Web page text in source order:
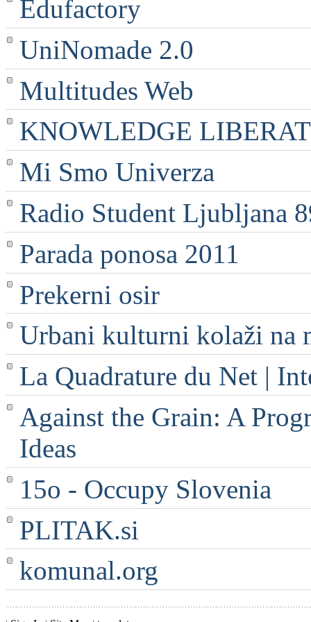
Edufactory
UniNomade 2.0
Multitudes Web
KNOWLEDGE
Mi Smo Univerza
Radio Student Ljubljana
Parada ponosa 2011
Prekerni osir
Urbani kulturni kolaži na
La Quadrature du Net |
Against the Grain: A
Ideas
15o - Occupy Slovenia
PLITAK.si
komunal.org